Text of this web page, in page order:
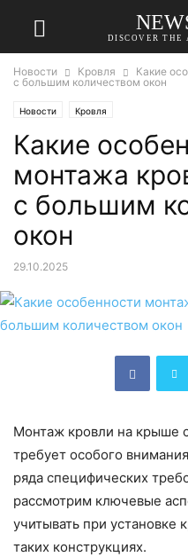
DISCOVER THE
Новости Кровля
Какие
с большим количеством окон
Новости Кровля
Какие
монтажа
с большим
окон
29.10.2025
Монтаж кровли на крыше
требует особого
ряда специфических
рассмотрим ключевые
учитывать при установке
таких конструкциях.